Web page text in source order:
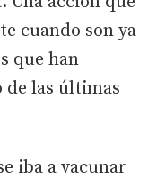
cuando son ya
que han
de las últimas
iba a vacunar